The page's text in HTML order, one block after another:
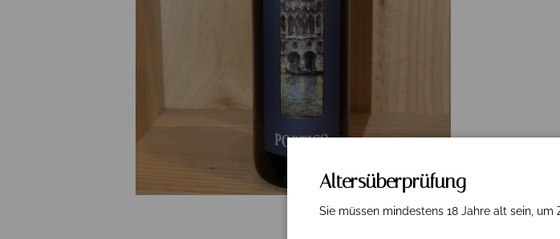
Altersüberprüfung
Sie müssen mindestens 18 Jahre alt sein,